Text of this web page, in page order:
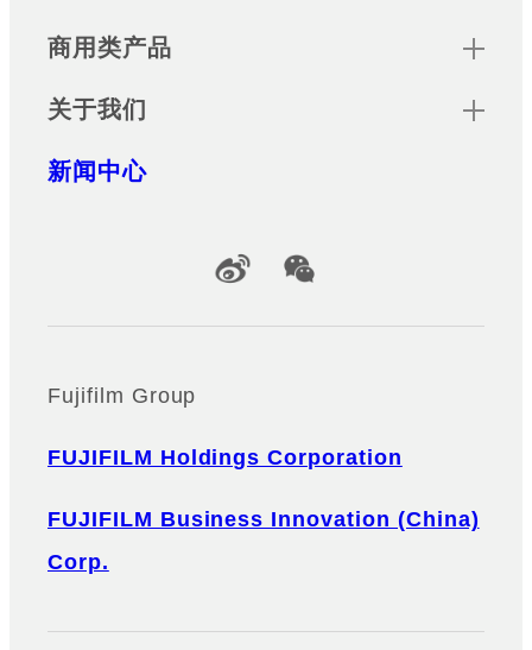
商用类产品
关于我们
新闻中心
Official Social Media Accounts
Fujifilm Group
FUJIFILM Holdings Corporation
FUJIFILM Business Innovation (China)
Corp.